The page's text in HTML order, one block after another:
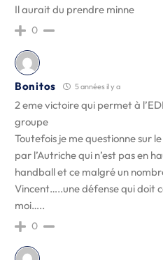
Il aurait du prendre minne
0
Bonitos 5 années il y a
2 eme victoire qui permet à
groupe
Toutefois je me questionne sur
par l’Autriche qui n’est pas en
handball et ce malgré un
Vincent…..une défense qui doit
moi…..
0